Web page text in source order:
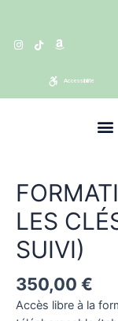
Accessibilité
LES
SUIVI)
350,00 €
Accès libre à la